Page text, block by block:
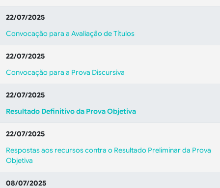
22/07/2025
Convocação para a Avaliação de Títulos
22/07/2025
Convocação para a Prova Discursiva
22/07/2025
Resultado Definitivo da Prova Objetiva
22/07/2025
Respostas aos recursos contra o Resultado Preliminar da Prova
Objetiva
08/07/2025